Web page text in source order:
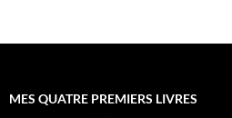
MES QUATRE PREMIERS LIVRES